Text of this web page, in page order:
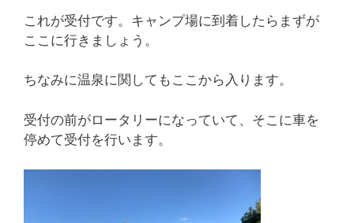
これが受付です。キャンプ場に到着したらまずが
ここに行きましょう。
ちなみに温泉に関してもここから入ります。
受付の前がロータリーになっていて、そこに車を
停めて受付を行います。